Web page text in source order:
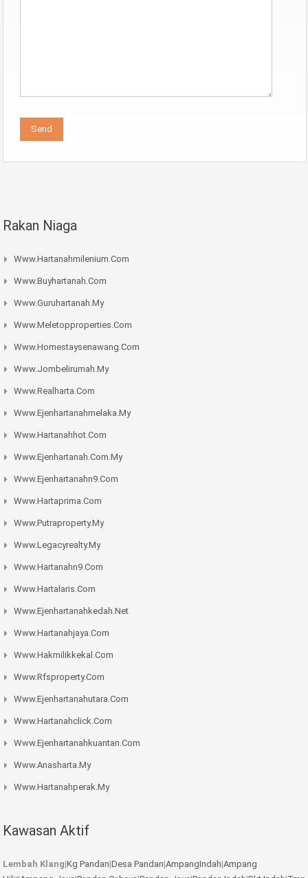
Rakan Niaga
Www.hartanahmilenium.com
Www.buyhartanah.com
Www.guruhartanah.my
Www.meletopproperties.com
Www.homestaysenawang.com
Www.jombelirumah.my
Www.realharta.com
Www.ejenhartanahmelaka.my
Www.hartanahhot.com
Www.ejenhartanah.com.my
Www.ejenhartanahn9.com
Www.hartaprima.com
Www.putraproperty.my
Www.legacyrealty.my
Www.hartanahn9.com
Www.hartalaris.com
Www.ejenhartanahkedah.net
Www.hartanahjaya.com
Www.hakmilikkekal.com
Www.rfsproperty.com
Www.ejenhartanahutara.com
Www.hartanahclick.com
Www.ejenhartanahkuantan.com
Www.anasharta.my
Www.hartanahperak.my
Kawasan Aktif
Lembah Klang|Kg Pandan|Desa Pandan|AmpangIndah|Ampang